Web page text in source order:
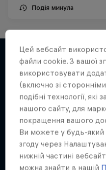
Подія минула
Ще більше
Цей вебсайт
файли cookie. З вашої
використовувати
(включно зі
подібні технології,
нашого сайту, для
покращення вашого
Ви можете у будь-
згоду через
нижній частині
можна знайти в нашій